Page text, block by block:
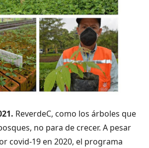
ReverdeC, como los árboles que
no para de crecer. A pesar
covid-19 en 2020, el programa